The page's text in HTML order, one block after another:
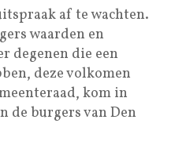
af te wachten.
waarden en
degenen die een
deze volkomen
kom in
de burgers van Den